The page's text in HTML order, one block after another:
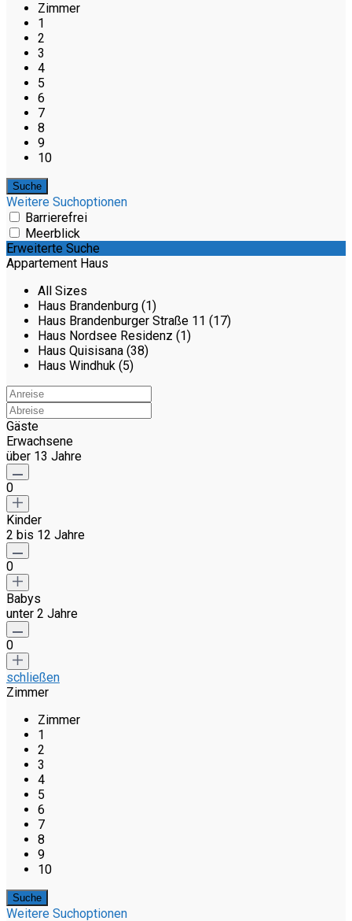
Zimmer
1
2
3
4
5
6
7
8
9
10
Weitere Suchoptionen
Barrierefrei
Meerblick
Erweiterte Suche
Appartement Haus
All Sizes
Haus Brandenburg (1)
Haus Brandenburger Straße 11 (17)
Haus Nordsee Residenz (1)
Haus Quisisana (38)
Haus Windhuk (5)
Gäste
Erwachsene
über 13 Jahre
0
Kinder
2 bis 12 Jahre
0
Babys
unter 2 Jahre
0
schließen
Zimmer
Zimmer
1
2
3
4
5
6
7
8
9
10
Weitere Suchoptionen